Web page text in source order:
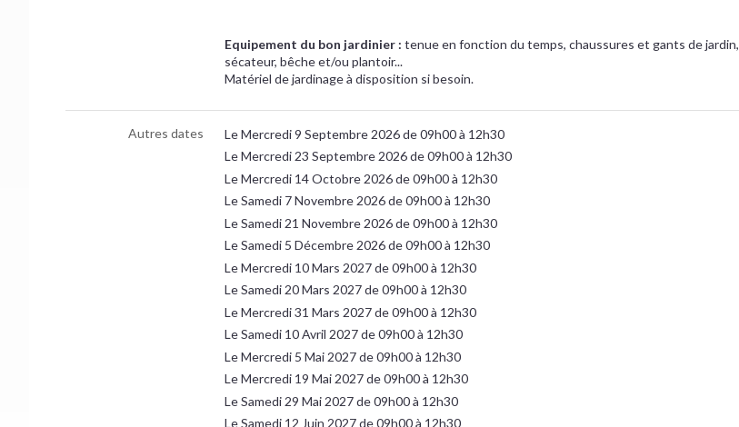
Equipement du bon jardinier : tenue en fonction du temps, chaussures et gants de jardin,
sécateur, bêche et/ou plantoir...
Matériel de jardinage à disposition si besoin.
Autres dates
Le Mercredi 9 Septembre 2026 de 09h00 à 12h30
Le Mercredi 23 Septembre 2026 de 09h00 à 12h30
Le Mercredi 14 Octobre 2026 de 09h00 à 12h30
Le Samedi 7 Novembre 2026 de 09h00 à 12h30
Le Samedi 21 Novembre 2026 de 09h00 à 12h30
Le Samedi 5 Décembre 2026 de 09h00 à 12h30
Le Mercredi 10 Mars 2027 de 09h00 à 12h30
Le Samedi 20 Mars 2027 de 09h00 à 12h30
Le Mercredi 31 Mars 2027 de 09h00 à 12h30
Le Samedi 10 Avril 2027 de 09h00 à 12h30
Le Mercredi 5 Mai 2027 de 09h00 à 12h30
Le Mercredi 19 Mai 2027 de 09h00 à 12h30
Le Samedi 29 Mai 2027 de 09h00 à 12h30
Le Samedi 12 Juin 2027 de 09h00 à 12h30